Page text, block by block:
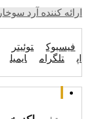
ارائه کننده آرد
فیسبوک توئیتر
اپ
تلگرام ایمیل